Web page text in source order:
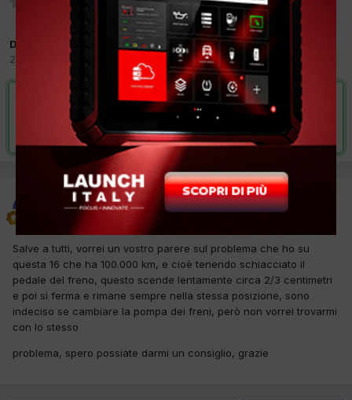
Da Roby1967
20 Settembre 2017
Meccatronica
VAI ALLA SOLUZIONE
Risolta da Roby1967,17 Marzo 2018
Roby1967
Inviato
Salve a tutti, vorrei un vostro parere sul problema che ho su
questa 16 che ha 100.000 km, e cioè tenendo schiacciato il
pedale del freno, questo scende lentamente circa 2/3 centimetri
e poi si ferma e rimane sempre nella stessa posizione, sono
indeciso se cambiare la pompa dei freni, però non vorrei trovarmi
con lo stesso
problema, spero possiate darmi un consiglio, grazie